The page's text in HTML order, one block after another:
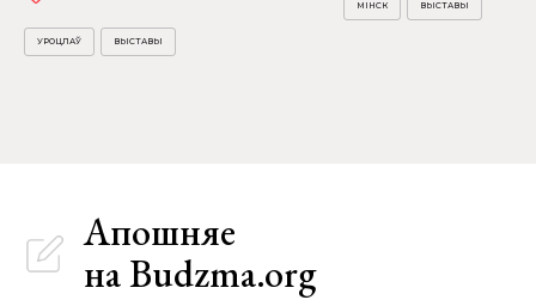
УРОЦЛАЎ ВЫСТАВЫ
МІНСК ВЫСТАВЫ
Апошняе
на Budzma.org